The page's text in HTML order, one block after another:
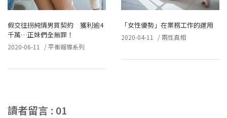
假交往拐純情男買契約 獲利逾4
千萬…正妹們全無罪！
2020-06-11 /平衡報導系列
「女性優勢」在業務工作的運用
2020-04-11 /兩性真相
讀者留言 : 01